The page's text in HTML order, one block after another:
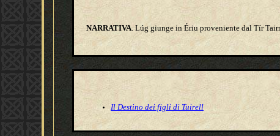
NARRATIVA. Lúg giunge in Ériu proveniente dal Tír
Il Destino dei figli di Tuirell